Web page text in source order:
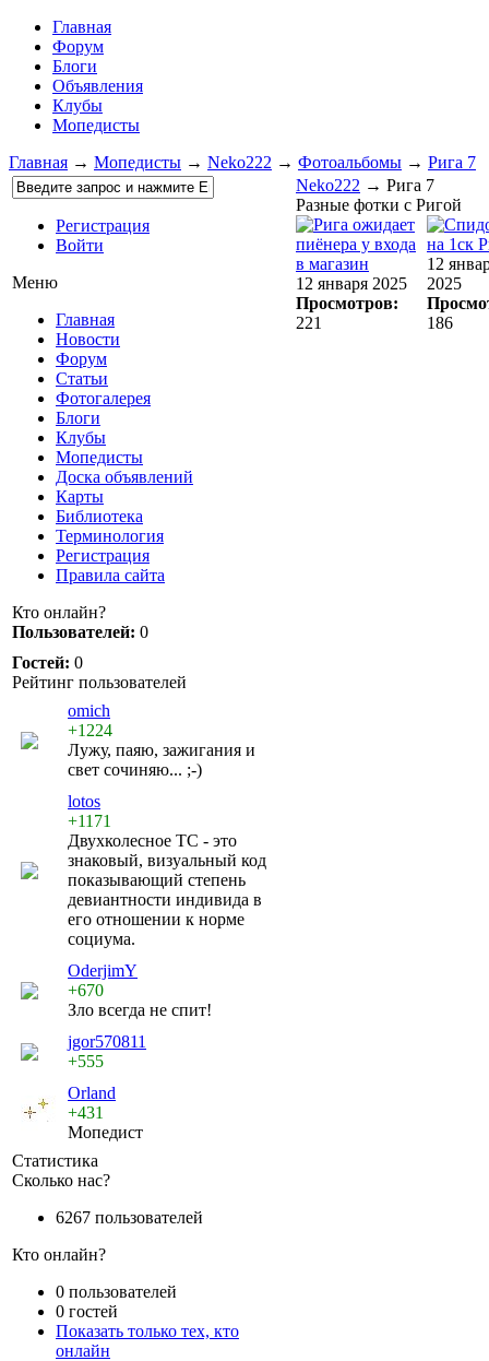
Главная
Форум
Блоги
Объявления
Клубы
Мопедисты
Главная → Мопедисты → Neko222 → Фотоальбомы → Рига 7
Регистрация
Войти
Меню
Главная
Новости
Форум
Статьи
Фотогалерея
Блоги
Клубы
Мопедисты
Доска объявлений
Карты
Библиотека
Терминология
Регистрация
Правила сайта
Кто онлайн?
Пользователей: 0
Гостей: 0
Рейтинг пользователей
omich
+1224
Лужу, паяю, зажигания и
свет сочиняю... ;-)
lotos
+1171
Двухколесное ТС - это
знаковый, визуальный код
показывающий степень
девиантности индивида в
его отношении к норме
социума.
OderjimY
+670
Зло всегда не спит!
jgor570811
+555
Orland
+431
Мопедист
Статистика
Сколько нас?
6267 пользователей
Кто онлайн?
0 пользователей
0 гостей
Показать только тех, кто
онлайн
Neko222 → Рига 7
Разные фотки с Ригой
12 января 2025
Просмотров:
221
12
2025
186